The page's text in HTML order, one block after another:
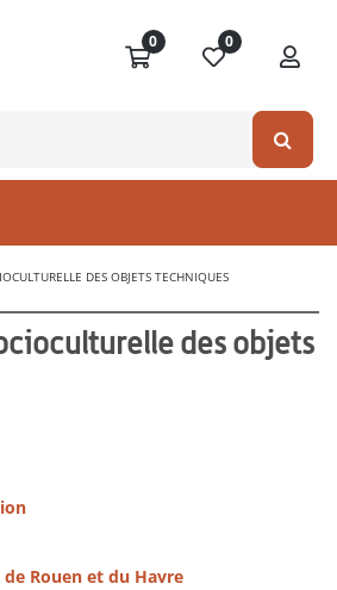
0 0
DES OBJETS TECHNIQUES
des objets
Rouen et du Havre